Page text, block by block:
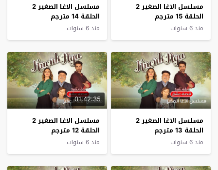
مسلسل الاغا الصغير 2
الحلقة 15 مترجم
منذ 6 سنوات
مسلسل الاغا الصغير 2
الحلقة 14 مترجم
منذ 6 سنوات
مسلسل الاغا الصغير 2
الحلقة 13 مترجم
منذ 6 سنوات
01:42:35
مسلسل الاغا الصغير 2
الحلقة 12 مترجم
منذ 6 سنوات